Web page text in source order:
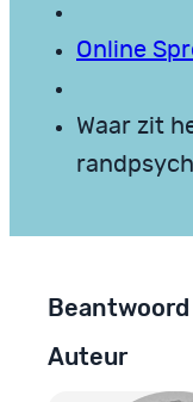
Online
Waar zit
Auteur